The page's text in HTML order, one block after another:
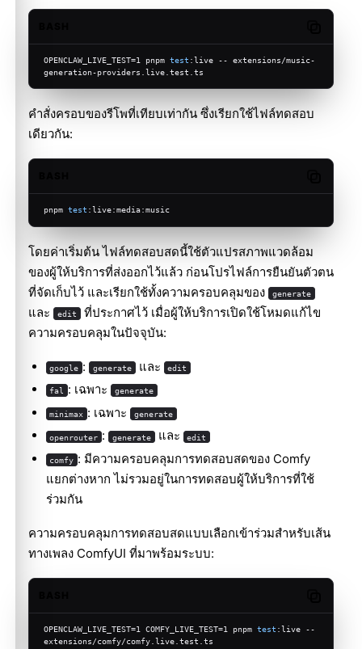
OPENCLAW_LIVE_TEST=1 pnpm test :live -- extensions/music-
generation-providers.live.test.ts
คำสั่งครอบของรีโพที่เทียบเท่ากัน ซึ่งเรียกใช้ไฟล์ทดสอบ
เดียวกัน:
pnpm test :live:media:music
โดยค่าเริ่มต้น ไฟล์ทดสอบสดนี้ใช้ตัวแปรสภาพแวดล้อม
ของผู้ให้บริการที่ส่งออกไว้แล้ว ก่อนโปรไฟล์การยืนยันตัวตน
ที่จัดเก็บไว้ และเรียกใช้ทั้งความครอบคลุมของ
generate
และ edit ที่ประกาศไว้ เมื่อผู้ให้บริการเปิดใช้โหมดแก้ไข
ความครอบคลุมในปัจจุบัน:
google : generate และ edit
fal : เฉพาะ generate
minimax : เฉพาะ generate
openrouter : generate และ edit
comfy : มีความครอบคลุมการทดสอบสดของ Comfy
แยกต่างหาก ไม่รวมอยู่ในการทดสอบผู้ให้บริการที่ใช้
ร่วมกัน
ความครอบคลุมการทดสอบสดแบบเลือกเข้าร่วมสำหรับเส้น
ทางเพลง ComfyUI ที่มาพร้อมระบบ:
OPENCLAW_LIVE_TEST=1 COMFY_LIVE_TEST=1 pnpm test :live --
extensions/comfy/comfy.live.test.ts